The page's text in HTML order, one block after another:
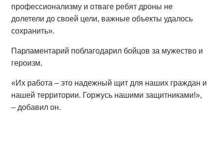
профессионализму и отваге ребят дроны не
долетели до своей цели, важные объекты удалось
сохранить».
Парламентарий поблагодарил бойцов за мужество и
героизм.
«Их работа – это надежный щит для наших граждан и
нашей территории. Горжусь нашими защитниками!»,
– добавил он.